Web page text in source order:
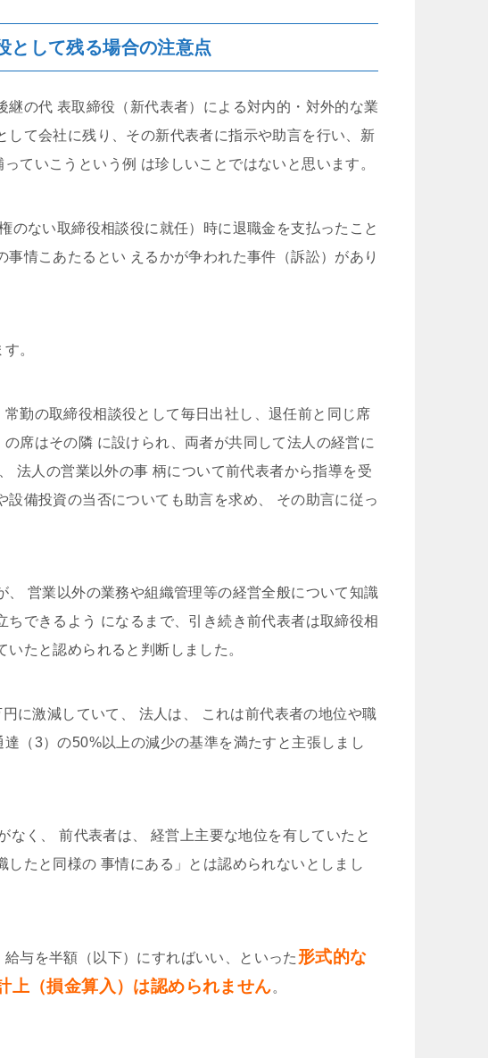
として残る場合の注意点
の代 表取締役（新代表者）による対内的・対外的な業
て会社に残り、その新代表者に指示や助言を行い、新
ていこうという例 は珍しいことではないと思います。
のない取締役相談役に就任）時に退職金を支払ったこと
情こあたるとい えるかが争われた事件（訴訟）があり
。
勤の取締役相談役として毎日出社し、退任前と同じ席
席はその隣 に設けられ、両者が共同して法人の経営に
法人の営業以外の事 柄について前代表者から指導を受
備投資の当否についても助言を求め、 その助言に従っ
営業以外の業務や組織管理等の経営全般について知識
ちできるよう になるまで、引き続き前代表者は取締役相
たと認められると判断しました。
に激減していて、 法人は、 これは前代表者の地位や職
（3）の50%以上の減少の基準を満たすと主張しまし
なく、 前代表者は、 経営上主要な地位を有していたと
たと同様の 事情にある」とは認められないとしまし
与を半額（以下）にすればいい、といった 形式的な
上（損金算入）は認められません。